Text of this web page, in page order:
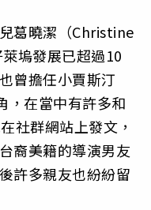
葛曉潔（Christine
塢發展已超過10
曾擔任小賈斯汀
，在當中有許多和
社群網站上發文，
裔美籍的導演男友
許多親友也紛紛留